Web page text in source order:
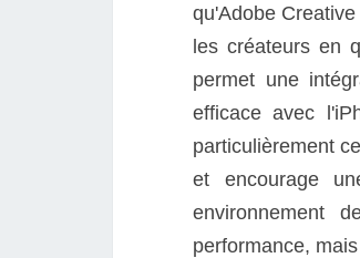
qu'Adobe
les créateurs en
permet une
efficace avec
particulièrement
et encourage
environnement
performance,